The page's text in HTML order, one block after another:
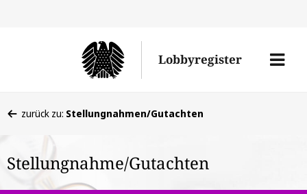
Lobbyregister
Menü
befinden
hier:
zurück zu: Stellungnahmen/Gutachten
Stellungnahme/Gutachten